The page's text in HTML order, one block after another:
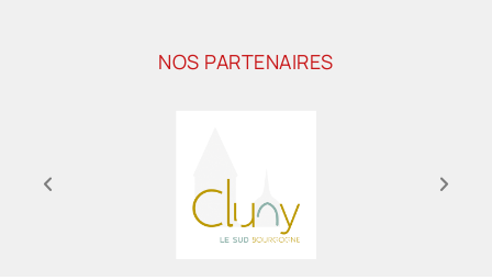
NOS PARTENAIRES